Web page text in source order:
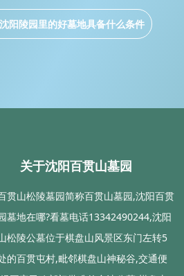
沈阳陵园里的好墓地具备什么条件
关于沈阳百贯山墓园
贯山松陵墓园简称百贯山墓园,沈阳百贯
墓地在哪?看墓电话13342490244,沈阳
松陵公墓位于棋盘山风景区东门左转5
的百贯屯村,毗邻棋盘山神秘谷,交通便